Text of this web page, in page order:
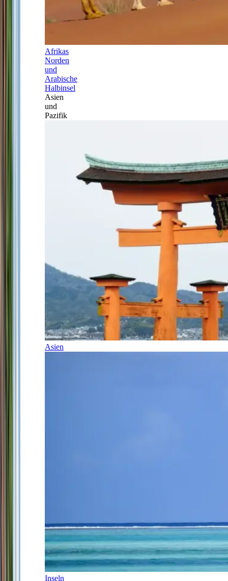
Afrikas
Norden
und
Arabische
Halbinsel
Asien
und
Pazifik
Asien
Inseln